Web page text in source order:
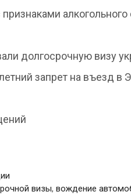
алкогольного
долгосрочную визу
запрет на въезд в
визы,вождение